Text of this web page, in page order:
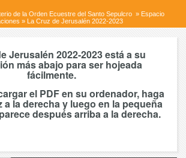
de la Orden Ecuestre del Santo Sepulcro » Espacio
» La Cruz de Jerusalén 2022-2023
Jerusalén 2022-2023 está a su
más abajo para ser hojeada
fácilmente.
el PDF en su ordenador, haga
a la derecha y luego en la pequeña
después arriba a la derecha.